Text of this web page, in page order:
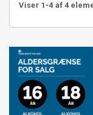
Viser 1-4 af 4